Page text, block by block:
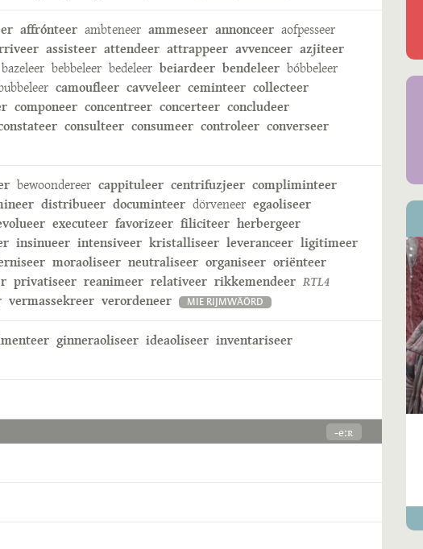
affrónteer ambteneer ammeseer annonceer aofpesseer
assisteer attendeer attrappeer avvenceer azjiteer
bazeleer bebbeleer bedeleer beiardeer bendeleer bóbbeleer
camoufleer cavveleer ceminteer collecteer
componeer concentreer concerteer concludeer
consulteer consumeer controleer converseer
bewoondereer cappituleer centrifuzjeer compliminteer
distribueer documinteer dörveneer egaoliseer
executeer favorizeer filiciteer herbergeer
insinueer intensiveer kristalliseer leveranceer ligitimeer
moraoliseer neutraliseer organiseer oriënteer
privatiseer reanimeer relativeer rikkemendeer RTL4
vermassekreer verordeneer MIE RIJMWÄÖRD
ginneraoliseer ideaoliseer inventariseer
-eːʀ